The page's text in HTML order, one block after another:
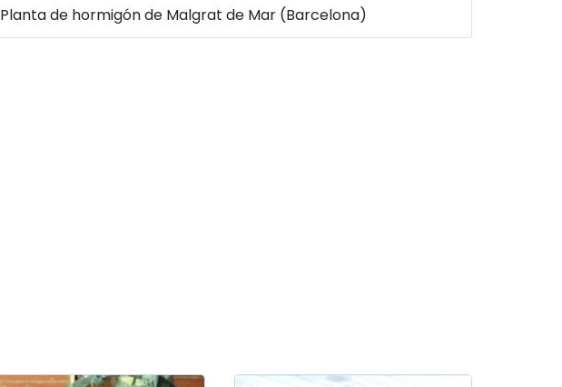
Planta de hormigón de Malgrat de Mar (Barcelona)